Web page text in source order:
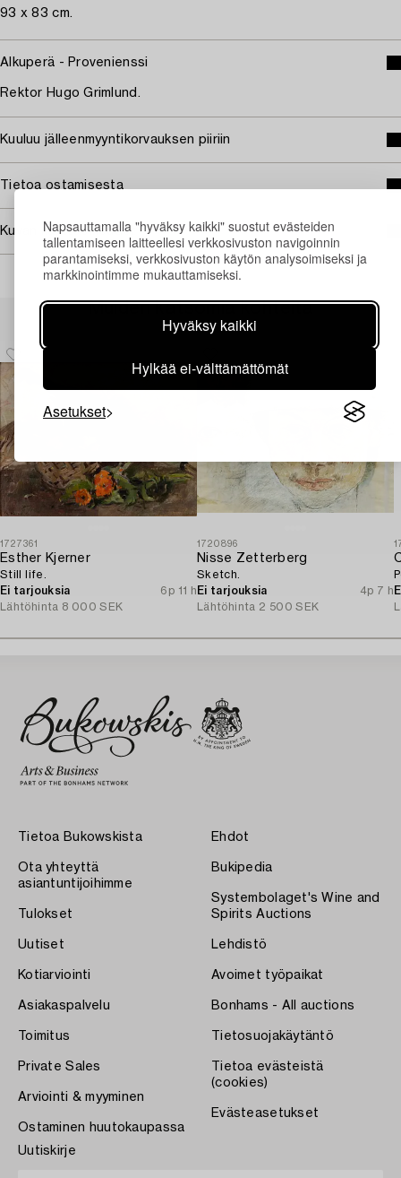
Napsauttamalla "hyväksy kaikki" suostut evästeiden
tallentamiseen laitteellesi verkkosivuston navigoinnin
parantamiseksi, verkkosivuston käytön analysoimiseksi ja
markkinointimme mukauttamiseksi.
Hyväksy kaikki
Hylkää ei-välttämättömät
Asetukset
93 x 83 cm.
Alkuperä - Provenienssi
Rektor Hugo Grimlund.
Kuuluu jälleenmyyntikorvauksen piiriin
Tietoa ostamisesta
Kuvan käyttöoikeudet
Muiden katsomia kohteita
1727361
Esther Kjerner
Still life.
Ei tarjouksia
6p 11 h
Lähtöhinta 8 000 SEK
1720896
Nisse Zetterberg
Sketch.
Ei tarjouksia
4p 7 h
Lähtöhinta 2 500 SEK
Tietoa Bukowskista
Ota yhteyttä
asiantuntijoihimme
Tulokset
Uutiset
Kotiarviointi
Asiakaspalvelu
Toimitus
Private Sales
Arviointi & myyminen
Ostaminen huutokaupassa
Ehdot
Bukipedia
Systembolaget's Wine and
Spirits Auctions
Lehdistö
Avoimet työpaikat
Bonhams - All auctions
Tietosuojakäytäntö
Tietoa evästeistä
(cookies)
Evästeasetukset
Uutiskirje